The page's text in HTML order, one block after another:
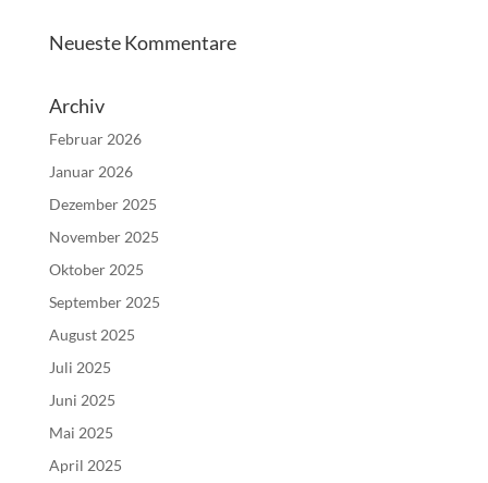
Neueste Kommentare
Archiv
Februar 2026
Januar 2026
Dezember 2025
November 2025
Oktober 2025
September 2025
August 2025
Juli 2025
Juni 2025
Mai 2025
April 2025